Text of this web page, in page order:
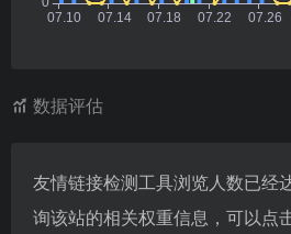
数据评估
友情链接检测工具浏览人数已经
询该站的相关权重信息，可以点